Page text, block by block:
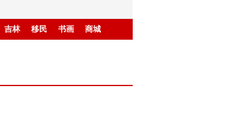
吉林 移民 书画 商城